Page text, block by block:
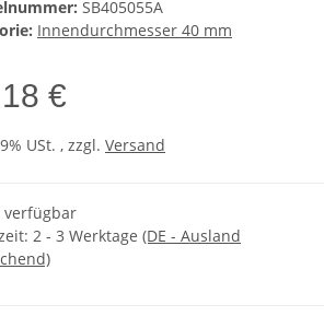
SB405055A
Innendurchmesser 40 mm
€
USt. , zzgl. Versand
verfügbar
2 - 3 Werktage (DE - Ausland